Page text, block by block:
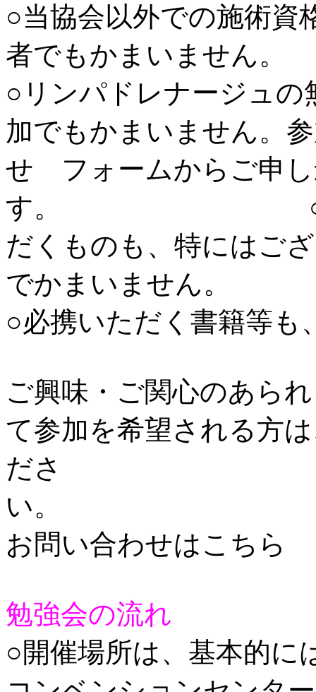
○当協会以外での施術資
者でもかまいません。
○リンパドレナージュの
加でもかまいません。
せ フォームからご申
す。 ○受講に
だくものも、特にはご
でかまいません。
○必携いただく書籍等も
ご興味・ご関心のあら
て参加を希望される方
ださ
お問い合わせはこちら
勉強会の流れ
○開催場所は、基本的に